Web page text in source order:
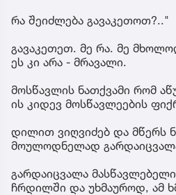
რა შეიძლება გავაკეთოთ?.."
გავაკეთეთ. მე რა. მე
ეს კი არა - მრავალი.
მოსწავლის ნათქვამი რომ
ის კიდევ მოსწავლეების
დილით ვიღვიძებ და მწერს
მოულოდნელად
გარდაიცვალა
ჩრდილში და უხმაუროდ, ამ